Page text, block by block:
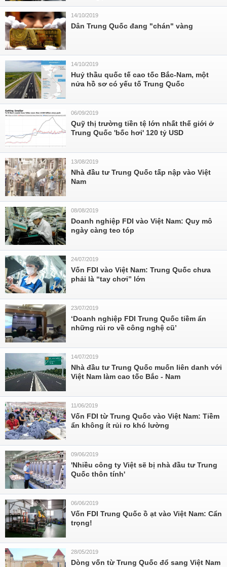
14/10/2019
Dân Trung Quốc đang "chán" vàng
14/10/2019
Huỷ thầu quốc tế cao tốc Bắc-Nam, một
nửa hồ sơ có yếu tố Trung Quốc
06/09/2019
Quỹ thị trường tiền tệ lớn nhất thế giới ở
Trung Quốc 'bốc hơi' 120 tỷ USD
13/08/2019
Nhà đầu tư Trung Quốc tấp nập vào Việt
Nam
08/08/2019
Doanh nghiệp FDI vào Việt Nam: Quy mô
ngày càng teo tóp
24/07/2019
Vốn FDI vào Việt Nam: Trung Quốc chưa
phải là “tay chơi” lớn
23/07/2019
‘Doanh nghiệp FDI Trung Quốc tiềm ẩn
những rủi ro về công nghệ cũ’
14/07/2019
Nhà đầu tư Trung Quốc muốn liên danh với
Việt Nam làm cao tốc Bắc - Nam
11/06/2019
Vốn FDI từ Trung Quốc vào Việt Nam: Tiềm
ẩn không ít rủi ro khó lường
09/06/2019
'Nhiều công ty Việt sẽ bị nhà đầu tư Trung
Quốc thôn tính'
06/06/2019
Vốn FDI Trung Quốc ồ ạt vào Việt Nam: Cẩn
trọng!
28/05/2019
Dòng vốn từ Trung Quốc đổ sang Việt Nam